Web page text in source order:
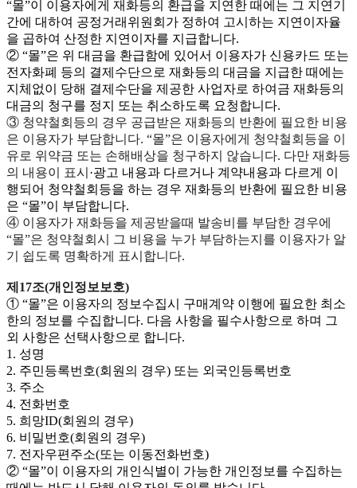
“몰”이 이용자에게 재화등의 환급을 지연한 때에는 그 지연기
간에 대하여 공정거래위원회가 정하여 고시하는 지연이자율
을 곱하여 산정한 지연이자를 지급합니다.
② “몰”은 위 대금을 환급함에 있어서 이용자가 신용카드 또는
전자화폐 등의 결제수단으로 재화등의 대금을 지급한 때에는
지체없이 당해 결제수단을 제공한 사업자로 하여금 재화등의
대금의 청구를 정지 또는 취소하도록 요청합니다.
③ 청약철회등의 경우 공급받은 재화등의 반환에 필요한 비용
은 이용자가 부담합니다. “몰”은 이용자에게 청약철회등을 이
유로 위약금 또는 손해배상을 청구하지 않습니다. 다만 재화등
의 내용이 표시 ·광고 내용과 다르거나 계약내용과 다르게 이
행되어 청약철회등을 하는 경우 재화등의 반환에 필요한 비용
은 “몰”이 부담합니다.
④ 이용자가 재화등을 제공받을때 발송비를 부담한 경우에
“몰”은 청약철회시 그 비용을 누가 부담하는지를 이용자가 알
기 쉽도록 명확하게 표시합니다.
제17조(개인정보보호)
① “몰”은 이용자의 정보수집시 구매계약 이행에 필요한 최소
한의 정보를 수집합니다. 다음 사항을 필수사항으로 하며 그
외 사항은 선택사항으로 합니다.
1. 성명
2. 주민등록번호(회원의 경우) 또는 외국인등록번호
3. 주소
4. 전화번호
5. 희망ID(회원의 경우)
6. 비밀번호(회원의 경우)
7. 전자우편주소(또는 이동전화번호)
② “몰”이 이용자의 개인식별이 가능한 개인정보를 수집하는